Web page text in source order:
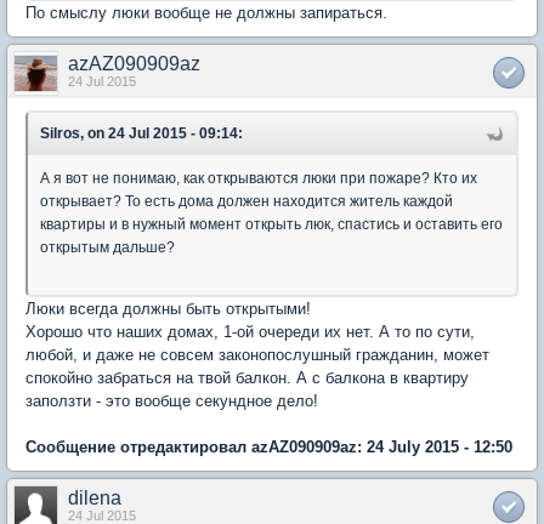
По смыслу люки вообще не должны запираться.
azAZ090909az
24 Jul 2015
Silros, on 24 Jul 2015 - 09:14:
А я вот не понимаю, как открываются люки при пожаре? Кто их
открывает? То есть дома должен находится житель каждой
квартиры и в нужный момент открыть люк, спастись и оставить его
открытым дальше?
Люки всегда должны быть открытыми!
Хорошо что наших домах, 1-ой очереди их нет. А то по сути,
любой, и даже не совсем законопослушный гражданин, может
спокойно забраться на твой балкон. А с балкона в квартиру
заползти - это вообще секундное дело!
Сообщение отредактировал azAZ090909az: 24 July 2015 - 12:50
dilena
24 Jul 2015